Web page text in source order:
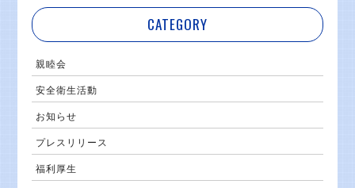
CATEGORY
親睦会
安全衛生活動
お知らせ
プレスリリース
福利厚生